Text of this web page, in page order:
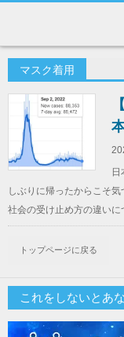
マスク着用
日
しぶりに帰ったからこそ
社会の受け止め方の違いに
トップページに戻る
これをしないとあ